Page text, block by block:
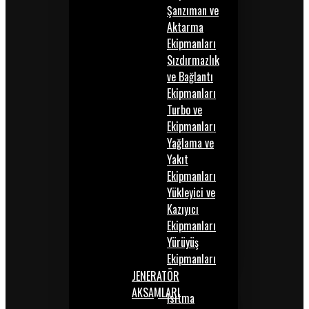
Şanzıman ve
Aktarma
Ekipmanları
Sızdırmazlık
ve Bağlantı
Ekipmanları
Turbo ve
Ekipmanları
Yağlama ve
Yakıt
Ekipmanları
Yükleyici ve
Kazıyıcı
Ekipmanları
Yürüyüş
Ekipmanları
JENERATÖR
AKSAMLARIIsıtma